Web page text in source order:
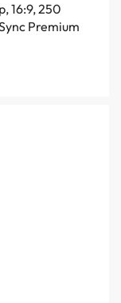
16:9, 250
Premium